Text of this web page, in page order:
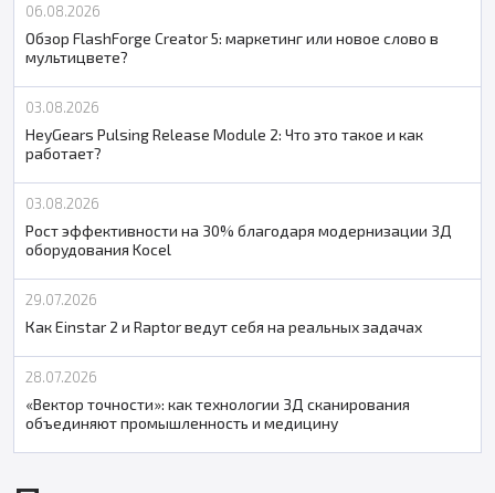
06.08.2026
Обзор FlashForge Creator 5: маркетинг или новое слово в
мультицвете?
03.08.2026
HeyGears Pulsing Release Module 2: Что это такое и как
работает?
03.08.2026
Рост эффективности на 30% благодаря модернизации 3Д
оборудования Kocel
29.07.2026
Как Einstar 2 и Raptor ведут себя на реальных задачах
28.07.2026
«Вектор точности»: как технологии 3Д сканирования
объединяют промышленность и медицину